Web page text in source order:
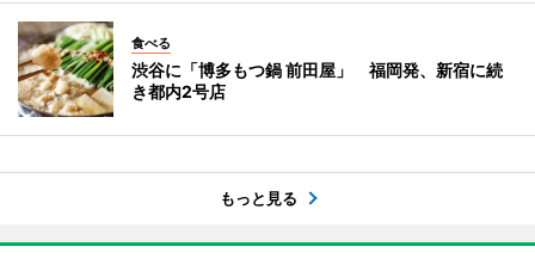
食べる
渋谷に「博多もつ鍋 前田屋」 福岡発、新宿に続
き都内2号店
もっと見る